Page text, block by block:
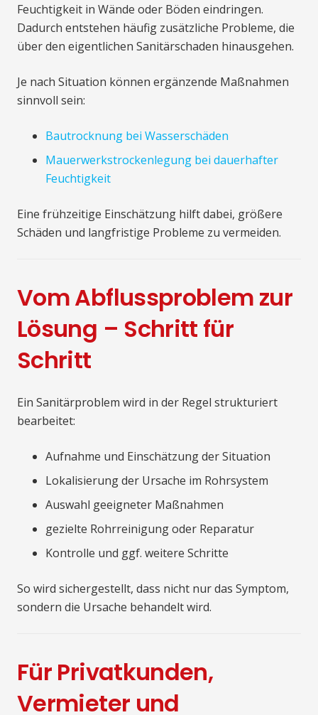
Feuchtigkeit in Wände oder Böden eindringen.
Dadurch entstehen häufig zusätzliche Probleme, die
über den eigentlichen Sanitärschaden hinausgehen.
Je nach Situation können ergänzende Maßnahmen
sinnvoll sein:
Bautrocknung bei Wasserschäden
Mauerwerkstrockenlegung bei dauerhafter
Feuchtigkeit
Eine frühzeitige Einschätzung hilft dabei, größere
Schäden und langfristige Probleme zu vermeiden.
Vom Abflussproblem zur
Lösung – Schritt für
Schritt
Ein Sanitärproblem wird in der Regel strukturiert
bearbeitet:
Aufnahme und Einschätzung der Situation
Lokalisierung der Ursache im Rohrsystem
Auswahl geeigneter Maßnahmen
gezielte Rohrreinigung oder Reparatur
Kontrolle und ggf. weitere Schritte
So wird sichergestellt, dass nicht nur das Symptom,
sondern die Ursache behandelt wird.
Für Privatkunden,
Vermieter und